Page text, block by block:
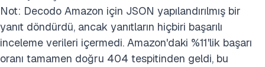
Not: Decodo Amazon için JSON yapılandırılmış bir
yanıt döndürdü, ancak yanıtların hiçbiri başarılı
inceleme verileri içermedi. Amazon'daki %11'lik başarı
oranı tamamen doğru 404 tespitinden geldi, bu